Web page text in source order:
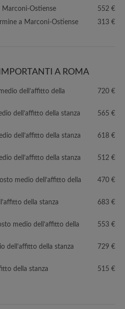
Marconi-Ostiense
552 €
a Marconi-Ostiense
313 €
A ROMA
dell’affitto della
720 €
dell’affitto della stanza 565 €
dell’affitto della stanza 618 €
dell’affitto della stanza 512 €
medio dell’affitto della
470 €
della stanza 683 €
medio dell’affitto della
553 €
dell’affitto della stanza 729 €
della stanza 515 €